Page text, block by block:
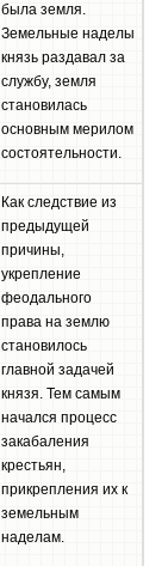
была земля.
Земельные наделы
князь раздавал за
службу, земля
становилась
основным мерилом
состоятельности.
Как следствие из
предыдущей
причины,
укрепление
феодального
права на землю
становилось
главной задачей
князя. Тем самым
начался процесс
закабаления
крестьян,
прикрепления их к
земельным
наделам.